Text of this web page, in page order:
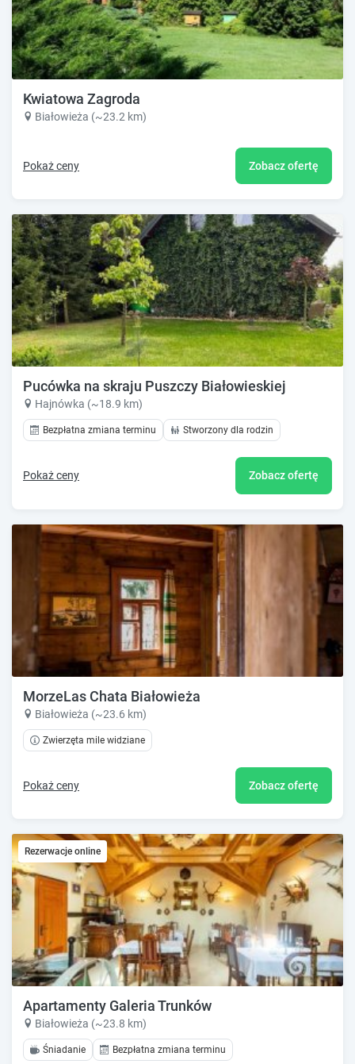
Kwiatowa Zagroda
Białowieża (~23.2 km)
Pokaż ceny Zobacz ofertę
Pucówka na skraju Puszczy Białowieskiej
Hajnówka (~18.9 km)
Bezpłatna zmiana terminu Stworzony dla rodzin
Pokaż ceny Zobacz ofertę
MorzeLas Chata Białowieża
Białowieża (~23.6 km)
Zwierzęta mile widziane
Pokaż ceny Zobacz ofertę
Rezerwacje online
Apartamenty Galeria Trunków
Białowieża (~23.8 km)
Śniadanie Bezpłatna zmiana terminu